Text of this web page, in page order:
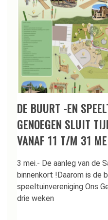
DE BUURT -EN
GENOEGEN SLUIT
VANAF 11 T/M 31
3 mei.- De aanleg van de
binnenkort !Daarom is de
speeltuinvereniging Ons
drie weken